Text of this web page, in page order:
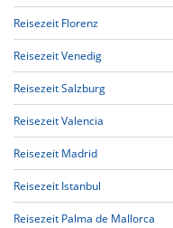
Reisezeit Florenz
Reisezeit Venedig
Reisezeit Salzburg
Reisezeit Valencia
Reisezeit Madrid
Reisezeit Istanbul
Reisezeit Palma de Mallorca